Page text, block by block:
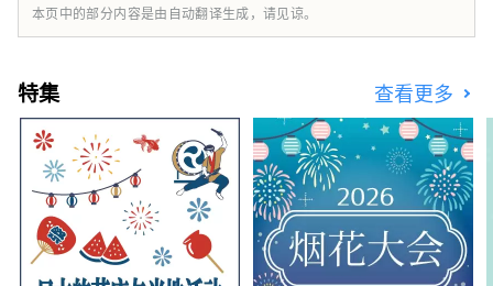
本页中的部分内容是由自动翻译生成，请见谅。
特集 查看更多